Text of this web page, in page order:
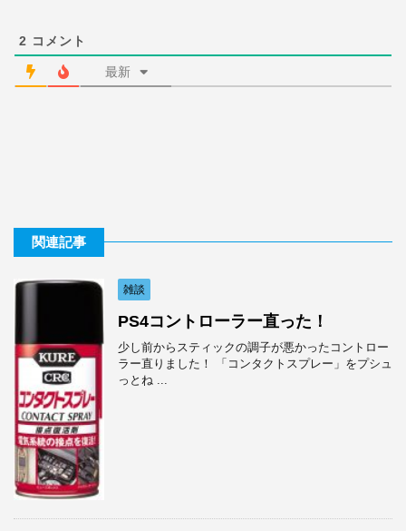
2 コメント
最新
関連記事
雑談
PS4コントローラー直った！
少し前からスティックの調子が悪かったコントロー
ラー直りました！ 「コンタクトスプレー」をプシュ
っとね ...